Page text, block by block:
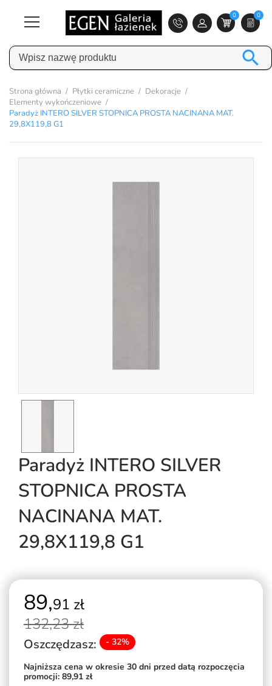
0 0

Strona główna Płytki ceramiczne
Dekoracje
Elementy wykończeniowe
Paradyż INTERO SILVER STOPNICA PROSTA NACINANA MAT.
29,8X119,8 G1
Paradyż INTERO SILVER
STOPNICA PROSTA
NACINANA MAT.
29,8X119,8 G1
89,91 zł
132,23 zł
Oszczędzasz: - 32%
Najniższa cena w okresie 30 dni przed datą rozpoczęcia
promocji: 89,91 zł